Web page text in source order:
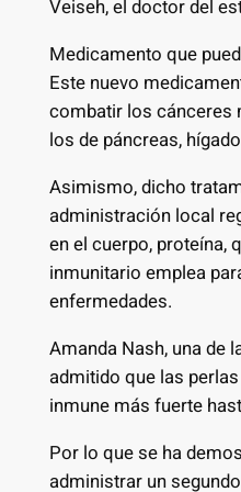
Veiseh, el doctor del
Medicamento que
Este nuevo
combatir los cánceres
los de páncreas,
Asimismo, dicho
administración local
en el cuerpo, proteína,
inmunitario emplea
enfermedades.
Amanda Nash, una de
admitido que las
inmune más fuerte
Por lo que se ha
administrar un